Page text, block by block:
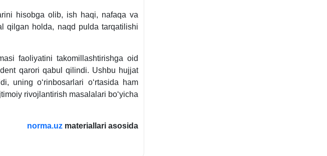
hisobga olib, ish haqi, nafaqa va
qilgan holda, naqd pulda tarqatilishi
faoliyatini takomillashtirishga oid
qarori qabul qilindi. Ushbu hujjat
uning oʻrinbosarlari oʻrtasida ham
rivojlantirish masalalari boʻyicha
norma.uz materiallari asosida